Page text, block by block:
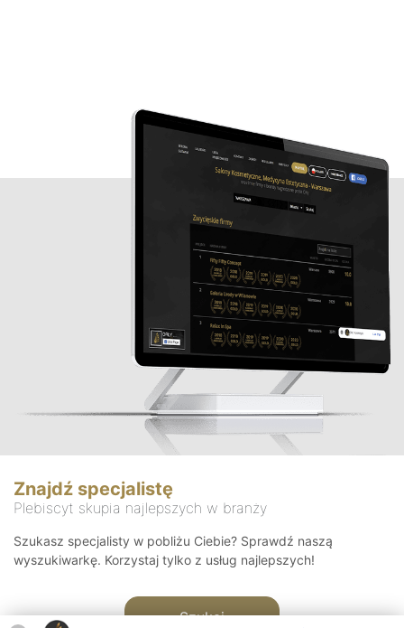
Znajdź specjalistę
Plebiscyt skupia najlepszych w branży
Szukasz specjalisty w pobliżu Ciebie? Sprawdź naszą
wyszukiwarkę. Korzystaj tylko z usług najlepszych!
Szukaj